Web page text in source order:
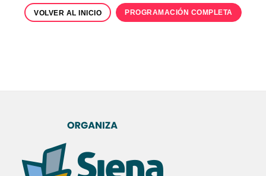
VOLVER AL INICIO PROGRAMACIÓN COMPLETA